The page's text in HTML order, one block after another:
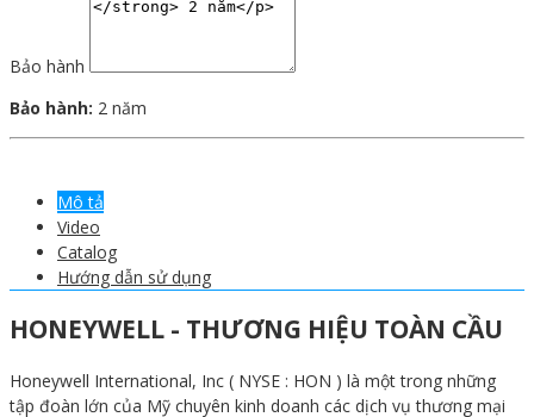
Bảo hành
Bảo hành: 2 năm
Mô tả
Video
Catalog
Hướng dẫn sử dụng
HONEYWELL - THƯƠNG HIỆU TOÀN CẦU
Honeywell International, Inc ( NYSE : HON ) là một trong những
tập đoàn lớn của Mỹ chuyên kinh doanh các dịch vụ thương mại